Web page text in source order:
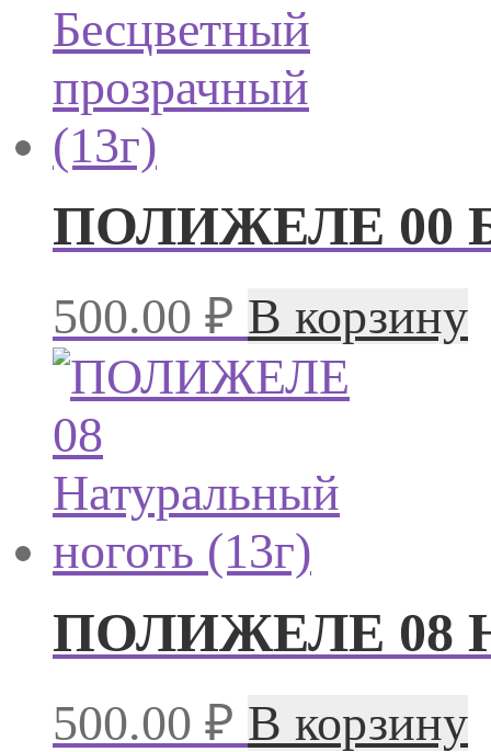
ПОЛИЖЕЛЕ 00
500.00 ₽ В корзину
ПОЛИЖЕЛЕ 08
500.00 ₽ В корзину